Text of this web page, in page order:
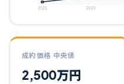
2021 2022
成約価格 中央値
2,500万円